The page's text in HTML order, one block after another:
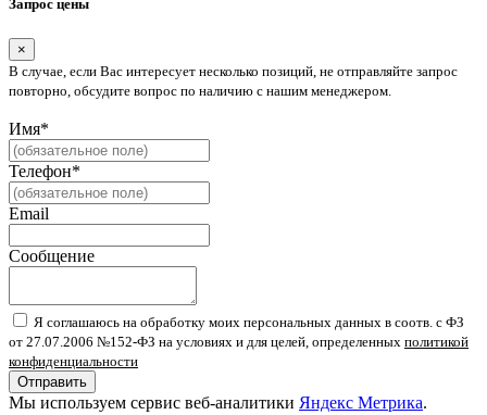
Запрос цены
×
В случае, если Вас интересует несколько позиций, не отправляйте запрос
повторно, обсудите вопрос по наличию с нашим менеджером.
Имя*
Телефон*
Email
Сообщение
Я соглашаюсь на обработку моих персональных данных в соотв. с ФЗ
от 27.07.2006 №152-ФЗ на условиях и для целей, определенных политикой
конфиденциальности
Отправить
Мы используем сервис веб-аналитики Яндекс Метрика.